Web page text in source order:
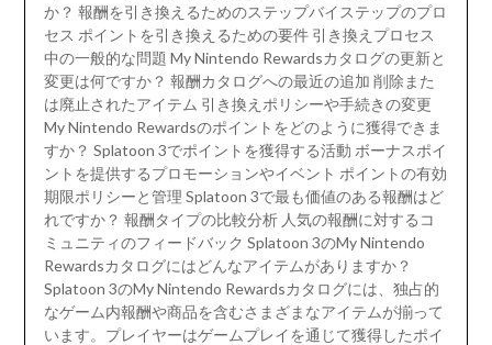
か？ 報酬を引き換えるためのステップバイステップのプロ
セス ポイントを引き換えるための要件 引き換えプロセス
中の一般的な問題 My Nintendo Rewardsカタログの更新と
変更は何ですか？ 報酬カタログへの最近の追加 削除また
は廃止されたアイテム 引き換えポリシーや手続きの変更
My Nintendo Rewardsのポイントをどのように獲得できま
すか？ Splatoon 3でポイントを獲得する活動 ボーナスポイ
ントを提供するプロモーションやイベント ポイントの有効
期限ポリシーと管理 Splatoon 3で最も価値のある報酬はど
れですか？ 報酬タイプの比較分析 人気の報酬に対するコ
ミュニティのフィードバック Splatoon 3のMy Nintendo
Rewardsカタログにはどんなアイテムがありますか？
Splatoon 3のMy Nintendo Rewardsカタログには、独占的
なゲーム内報酬や商品を含むさまざまなアイテムが揃って
います。プレイヤーはゲームプレイを通じて獲得したポイ